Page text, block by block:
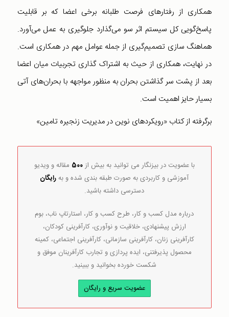
همکاری از رفتارهای فرصت طلبانه برخی اعضا که بر قابلیت
پاسخ‌گویی کل سیستم اثر سو می‌گذارد جلوگیری به عمل می‌آورد.
هماهنگ سازی تصمیم‌گیری از جمله عوامل مهم در همکاری است.
در نهایت،‌ همکاری از حیث به اشتراک گذاری تجربیات میان اعضا
بعد از پشت سر گذاشتن بحران به منظور مواجهه با بحران‌های آتی
بسیار حایز اهمیت است.
برگرفته از کتاب «رویکردهای نوین در مدیریت زنجیره تامین»
با عضویت در بیزنگار می توانید به بیش از500 مقاله و ویدیو
آموزشی و کاربردی به صورت طبقه بندی شده و بهرایگان
دسترسی داشته باشید.
درباره مدل کسب و کار، طرح کسب و کار، استارتاپ ناب، بوم
ارزش پیشنهادی، خلاقیت و نوآوری، کارآفرینی کودکان،
کارآفرینی زنان، کارآفرینی سازمانی، کارآفرینی اجتماعی، کمینه
محصول پذیرفتنی، ایده پردازی و تجارب کارآفرینان موفق و
شکست خورده بخوانید و ببینید.
عضویت سریع و رایگان